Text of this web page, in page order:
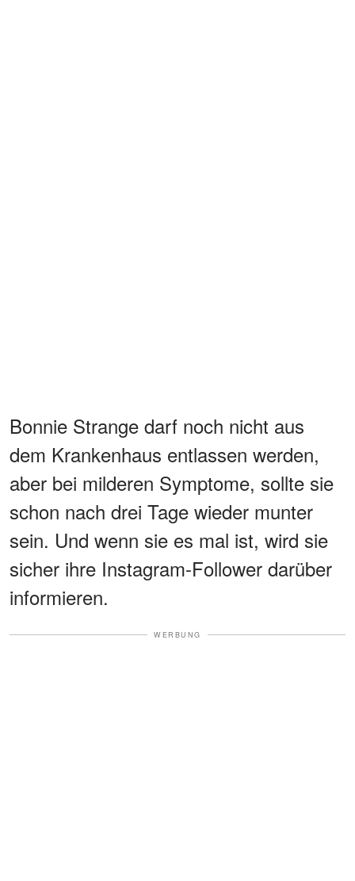
Bonnie Strange darf noch nicht aus
dem Krankenhaus entlassen werden,
aber bei milderen Symptome, sollte sie
schon nach drei Tage wieder munter
sein. Und wenn sie es mal ist, wird sie
sicher ihre Instagram-Follower darüber
informieren.
WERBUNG